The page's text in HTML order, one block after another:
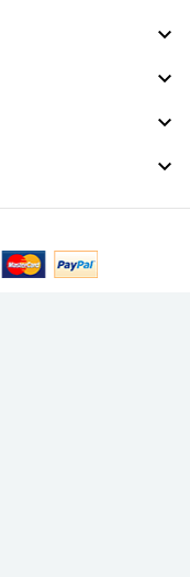



